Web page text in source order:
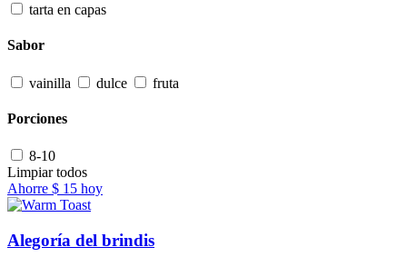
tarta en capas
Sabor
vainilla dulce fruta
Porciones
8-10
Limpiar todos
Ahorre $ 15 hoy
Alegoría del brindis